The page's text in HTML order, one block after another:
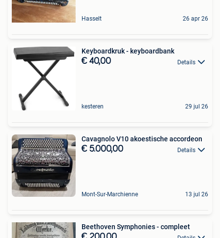
Hasselt 26 apr 26
Keyboardkruk - keyboardbank
€ 40,00 Details
kesteren 29 jul 26
Cavagnolo V10 akoestische accordeon
€ 5.000,00 Details
Mont-Sur-Marchienne 13 jul 26
Beethoven Symphonies - compleet